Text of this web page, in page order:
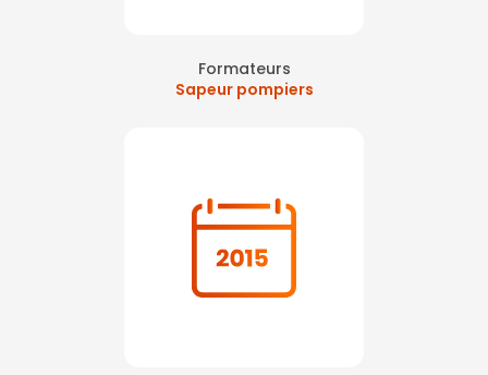
Formateurs
Sapeur pompiers